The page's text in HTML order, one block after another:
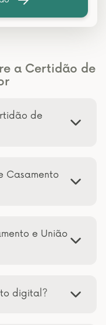
a Certidão de
de
Casamento
e União
digital?